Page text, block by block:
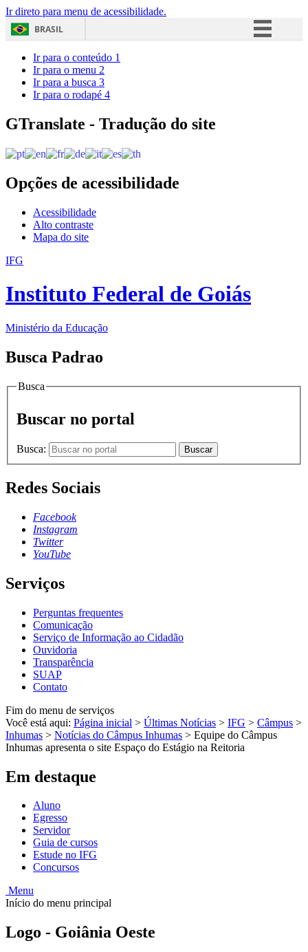
Ir direto para menu de acessibilidade.
BRASIL
Acesso à informação
Ir para o conteúdo 1
Ir para o menu 2
Ir para a busca 3
Ir para o rodapé 4
GTranslate - Tradução do site
Opções de acessibilidade
Acessibilidade
Alto contraste
Mapa do site
IFG
Instituto Federal de Goiás
Ministério da Educação
Busca Padrao
Busca
Buscar no portal
Busca: Buscar
Redes Sociais
Facebook
Instagram
Twitter
YouTube
Serviços
Perguntas frequentes
Comunicação
Serviço de Informação ao Cidadão
Ouvidoria
Transparência
SUAP
Contato
Fim do menu de serviços
Você está aqui: Página inicial > Últimas Notícias > IFG > Câmpus >
Inhumas > Notícias do Câmpus Inhumas > Equipe do Câmpus
Inhumas apresenta o site Espaço do Estágio na Reitoria
Em destaque
Aluno
Egresso
Servidor
Guia de cursos
Estude no IFG
Concursos
Menu
Início do menu principal
Logo - Goiânia Oeste